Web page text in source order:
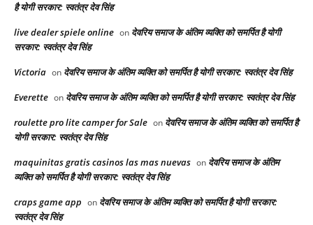
है योगी सरकार: स्वतंत्र देव सिंह
live dealer spiele online on देवरिय समाज के अंतिम व्यक्ति को समर्पित है योगी
सरकार: स्वतंत्र देव सिंह
Victoria on देवरिय समाज के अंतिम व्यक्ति को समर्पित है योगी सरकार: स्वतंत्र देव सिंह
Everette on देवरिय समाज के अंतिम व्यक्ति को समर्पित है योगी सरकार: स्वतंत्र देव सिंह
roulette pro lite camper for Sale on देवरिय समाज के अंतिम व्यक्ति को समर्पित है
योगी सरकार: स्वतंत्र देव सिंह
maquinitas gratis casinos las mas nuevas on देवरिय समाज के अंतिम
व्यक्ति को समर्पित है योगी सरकार: स्वतंत्र देव सिंह
craps game app on देवरिय समाज के अंतिम व्यक्ति को समर्पित है योगी सरकार:
स्वतंत्र देव सिंह